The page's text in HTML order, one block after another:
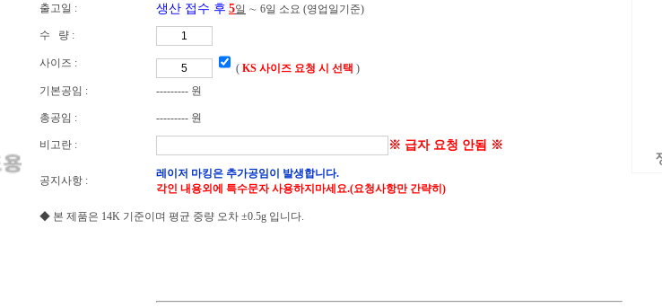
출고일 : 생산 접수 후 5일 ∼ 6일 소요 (영업일기준)
수 량 :
사이즈 : ( KS 사이즈 요청 시 선택 )
기본공임 :
--------- 원
총공임 : --------- 원
비고란 : ※ 급자 요청 안됨 ※
공지사항 :
레이저 마킹은 추가공임이 발생합니다.
각인 내용외에 특수문자 사용하지마세요.(요청사항만 간략히)
◆ 본 제품은 14K 기준이며 평균 중량 오차 ±0.5g 입니다.